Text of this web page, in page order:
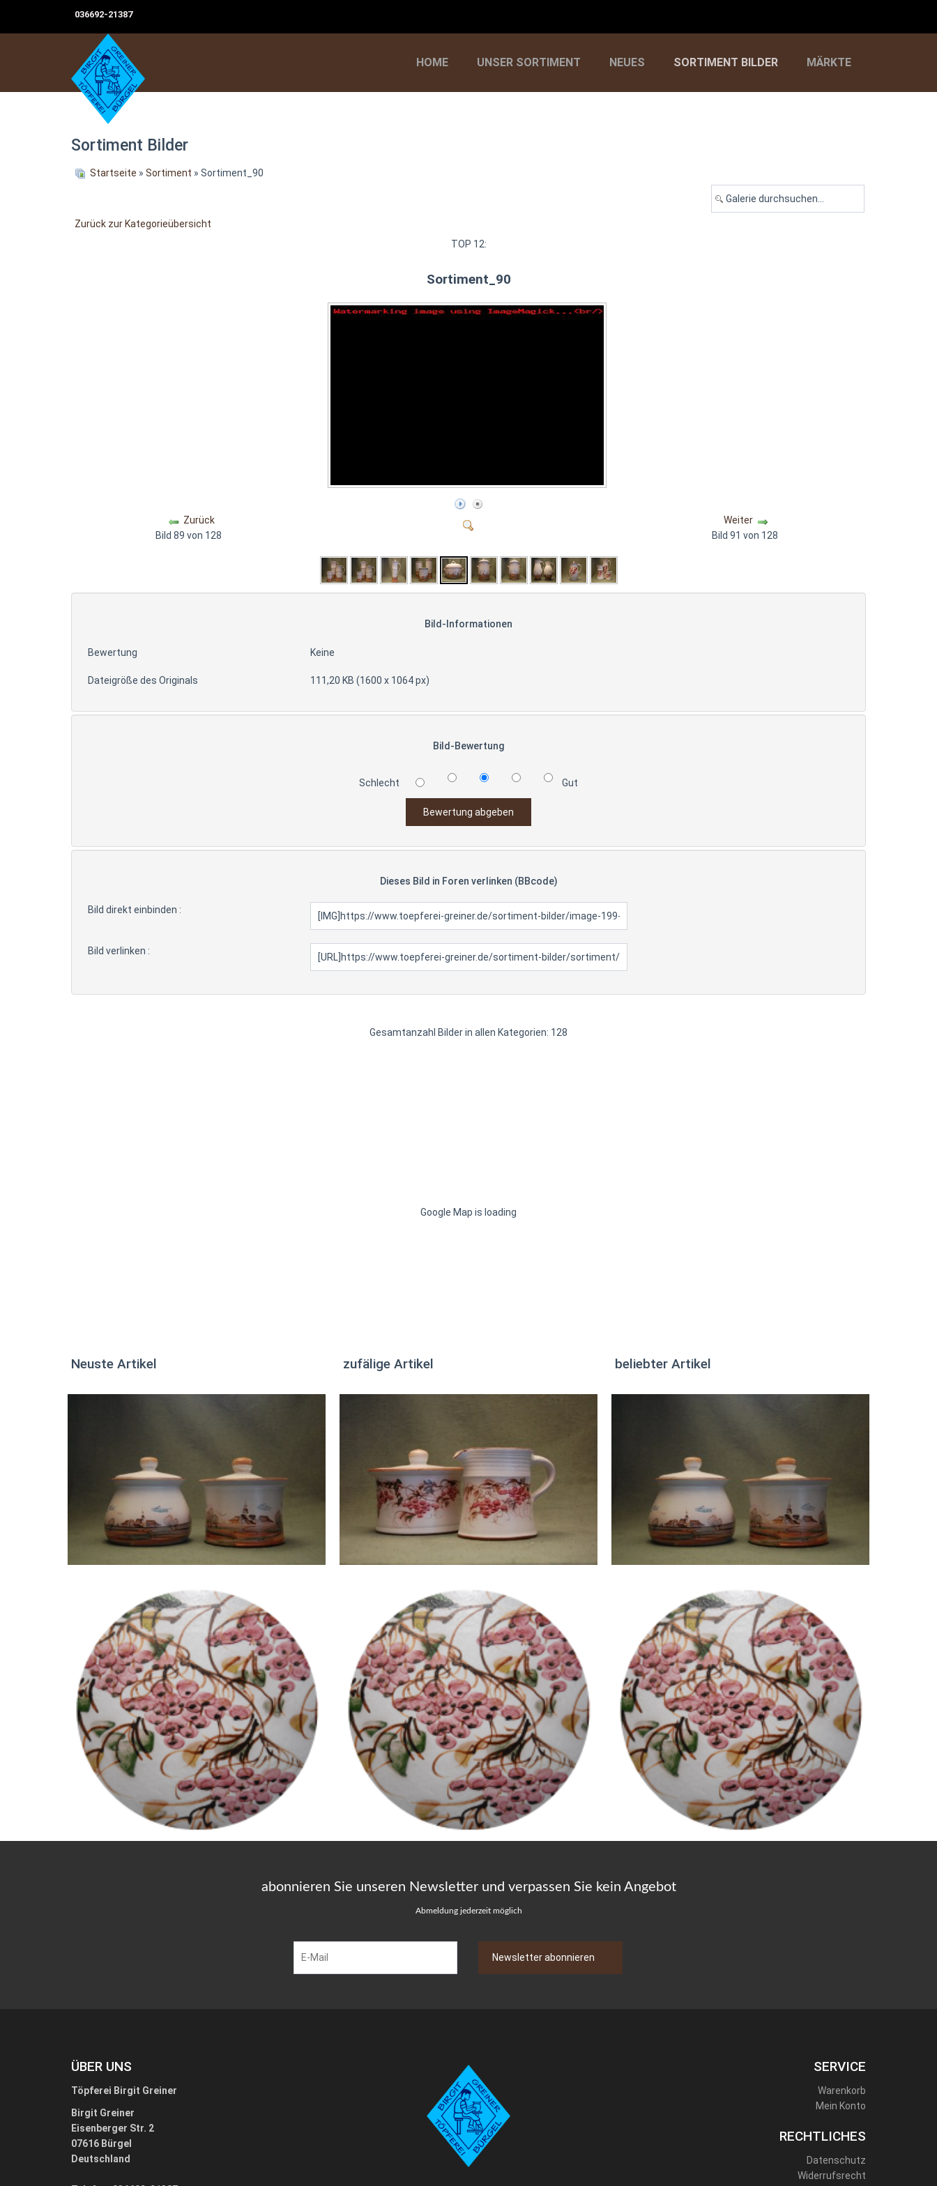
036692-21387
HOME UNSER SORTIMENT NEUES SORTIMENT BILDER MÄRKTE
Sortiment Bilder
Startseite » Sortiment » Sortiment_90
Zurück zur Kategorieübersicht
TOP 12:
Sortiment_90
Zurück
Bild 89 von 128
Weiter
Bild 91 von 128
Bild-Informationen
Bewertung Keine
Dateigröße des Originals 111,20 KB (1600 x 1064 px)
Bild-Bewertung
Schlecht Gut
Dieses Bild in Foren verlinken (BBcode)
Bild direkt einbinden :
Bild verlinken :
Gesamtanzahl Bilder in allen Kategorien: 128
Google Map is loading
Neuste Artikel zufälige Artikel beliebter Artikel
abonnieren Sie unseren Newsletter und verpassen Sie kein Angebot
Abmeldung jederzeit möglich
ÜBER UNS
Töpferei Birgit Greiner
Birgit Greiner
Eisenberger Str. 2
07616 Bürgel
Deutschland
SERVICE
Warenkorb
Mein Konto
RECHTLICHES
Datenschutz
Widerrufsrecht